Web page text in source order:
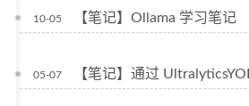
10-05 【笔记】Ollama 学习笔记
05-07 【笔记】通过